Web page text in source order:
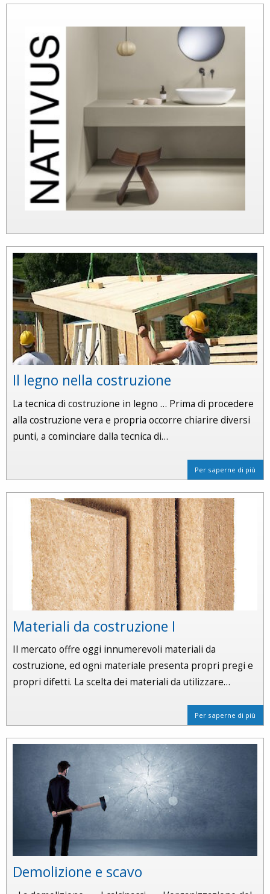
Il legno nella costruzione
La tecnica di costruzione in legno … Prima di procedere
alla costruzione vera e propria occorre chiarire diversi
punti, a cominciare dalla tecnica di…
Per saperne di più
Materiali da costruzione I
Il mercato offre oggi innumerevoli materiali da
costruzione, ed ogni materiale presenta propri pregi e
propri difetti. La scelta dei materiali da utilizzare…
Per saperne di più
Demolizione e scavo